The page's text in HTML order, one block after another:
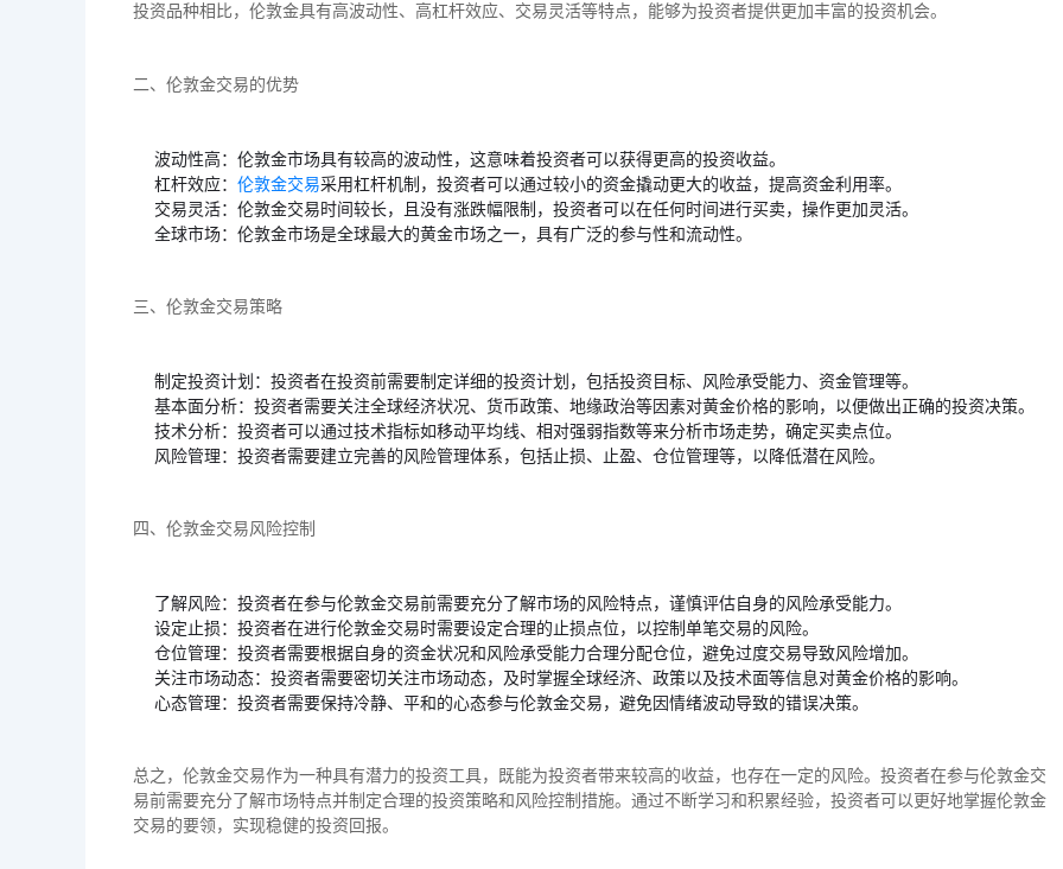
投资品种相比，伦敦金具有高波动性、高杠杆效应、交易灵活等特点，能够为投资者提供更加丰富的投资机会。
二、伦敦金交易的优势
波动性高：伦敦金市场具有较高的波动性，这意味着投资者可以获得更高的投资收益。
杠杆效应： 伦敦金交易采用杠杆机制，投资者可以通过较小的资金撬动更大的收益，提高资金利用率。
交易灵活：伦敦金交易时间较长，且没有涨跌幅限制，投资者可以在任何时间进行买卖，操作更加灵活。
全球市场：伦敦金市场是全球最大的黄金市场之一，具有广泛的参与性和流动性。
三、伦敦金交易策略
制定投资计划：投资者在投资前需要制定详细的投资计划，包括投资目标、风险承受能力、资金管理等。
基本面分析：投资者需要关注全球经济状况、货币政策、地缘政治等因素对黄金价格的影响，以便做出正确的投资决策。
技术分析：投资者可以通过技术指标如移动平均线、相对强弱指数等来分析市场走势，确定买卖点位。
风险管理：投资者需要建立完善的风险管理体系，包括止损、止盈、仓位管理等，以降低潜在风险。
四、伦敦金交易风险控制
了解风险：投资者在参与伦敦金交易前需要充分了解市场的风险特点，谨慎评估自身的风险承受能力。
设定止损：投资者在进行伦敦金交易时需要设定合理的止损点位，以控制单笔交易的风险。
仓位管理：投资者需要根据自身的资金状况和风险承受能力合理分配仓位，避免过度交易导致风险增加。
关注市场动态：投资者需要密切关注市场动态，及时掌握全球经济、政策以及技术面等信息对黄金价格的影响。
心态管理：投资者需要保持冷静、平和的心态参与伦敦金交易，避免因情绪波动导致的错误决策。
总之，伦敦金交易作为一种具有潜力的投资工具，既能为投资者带来较高的收益，也存在一定的风险。投资者在参与伦敦金交
易前需要充分了解市场特点并制定合理的投资策略和风险控制措施。通过不断学习和积累经验，投资者可以更好地掌握伦敦金
交易的要领，实现稳健的投资回报。